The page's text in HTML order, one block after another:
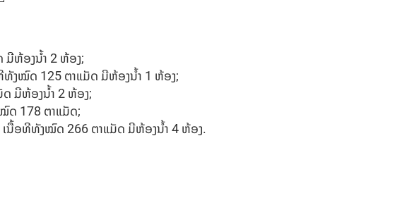
ມີຫ້ອງນໍ້າ 2 ຫ້ອງ;
ທັງໝົດ 125 ຕາແມັດ ມີຫ້ອງນໍ້າ 1 ຫ້ອງ;
ມີຫ້ອງນໍ້າ 2 ຫ້ອງ;
ດ 178 ຕາແມັດ;
ເນື້ອທີທັງໝົດ 266 ຕາແມັດ ມີຫ້ອງນໍ້າ 4 ຫ້ອງ.